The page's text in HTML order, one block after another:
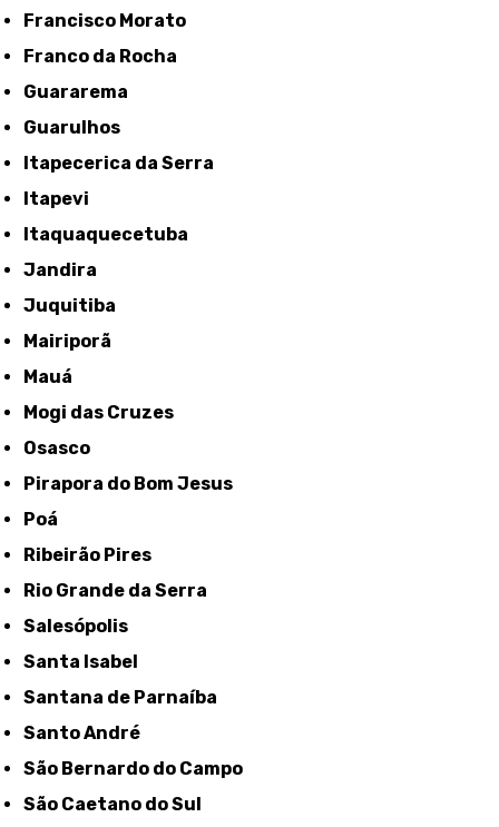
Francisco Morato
Franco da Rocha
Guararema
Guarulhos
Itapecerica da Serra
Itapevi
Itaquaquecetuba
Jandira
Juquitiba
Mairiporã
Mauá
Mogi das Cruzes
Osasco
Pirapora do Bom Jesus
Poá
Ribeirão Pires
Rio Grande da Serra
Salesópolis
Santa Isabel
Santana de Parnaíba
Santo André
São Bernardo do Campo
São Caetano do Sul